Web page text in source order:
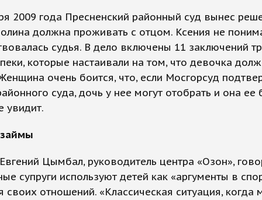
2009 года Пресненский районный суд вынес
должна проживать с отцом. Ксения не
судья. В дело включены 11 заключений
которые настаивали на том, что девочка
очень боится, что, если Мосгорсуд
суда, дочь у нее могут отобрать и она ее
увидит.
Цымбал, руководитель центра «Озон»,
супруги используют детей как «аргументы в
своих отношений. «Классическая ситуация, когда